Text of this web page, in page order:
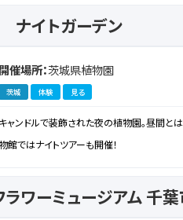
イトガーデン
開催場所：茨城県植物園
茨城 体験 見る
キャンドルで装飾された夜の植物園。昼間と
館ではナイトツアーも開催！